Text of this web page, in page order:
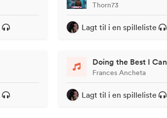
Thorn73
Lagt til i en spilleliste
Doing the Best I Can
Frances Ancheta
Lagt til i en spilleliste